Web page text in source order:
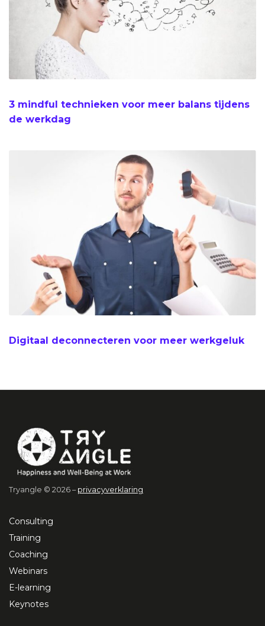
3 mindful technieken voor meer balans tijdens
de werkdag
Digitaal deconnecteren voor meer werkgeluk
Tryangle © 2026 – privacyverklaring
Consulting
Training
Coaching
Webinars
E-learning
Keynotes